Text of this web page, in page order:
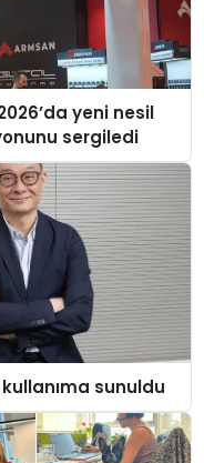
yeni nesil
sergiledi
sunuldu